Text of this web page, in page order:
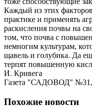
Каждый из этих
практике и применять
раскисления почвы на
том, что почва с
немногим культурам,
щавель и голубика. Да
терпят повышенную
И. Кривега
Газета "САДОВОД" №31,
Похожие новости